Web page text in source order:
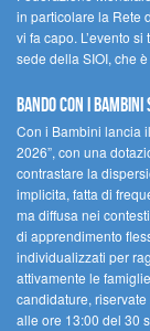
in particolare la Rete
vi fa capo. L’evento
sede della SIOI, che
Bando Con i
Con i Bambini lancia
2026”, con una
contrastare la
implicita, fatta di
ma diffusa nei
di apprendimento
individualizzati per
attivamente le
candidature,
alle ore 13:00 del 30